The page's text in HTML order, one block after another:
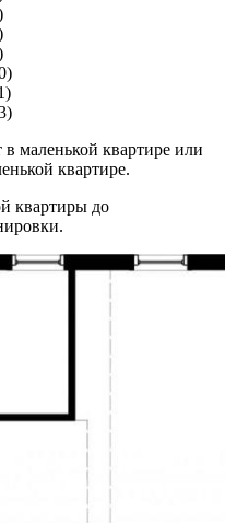
в маленькой квартире или
квартире.
квартиры до